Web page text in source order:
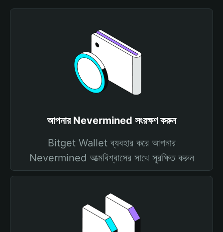
আপনার Nevermined সংরক্ষণ করুন
Bitget Wallet ব্যবহার করে আপনার
Nevermined আত্মবিশ্বাসের সাথে সুরক্ষিত করুন